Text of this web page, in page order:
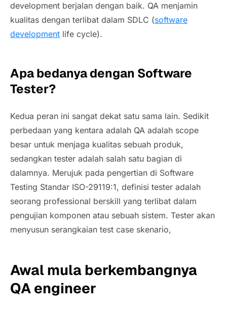
development berjalan dengan baik. QA menjamin
kualitas dengan terlibat dalam SDLC (software
development life cycle).
Apa bedanya dengan Software
Tester?
Kedua peran ini sangat dekat satu sama lain. Sedikit
perbedaan yang kentara adalah QA adalah scope
besar untuk menjaga kualitas sebuah produk,
sedangkan tester adalah salah satu bagian di
dalamnya. Merujuk pada pengertian di Software
Testing Standar ISO-29119:1, definisi tester adalah
seorang professional berskill yang terlibat dalam
pengujian komponen atau sebuah sistem. Tester akan
menyusun serangkaian test case skenario,
Awal mula berkembangnya
QA engineer